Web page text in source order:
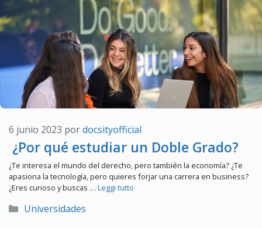
¿Por qué estudiar un Doble Grado?
6 junio 2023 pordocsityofficial
¿Te interesa el mundo del derecho, pero también la economía? ¿Te
apasiona la tecnología, pero quieres forjar una carrera en business?
¿Eres curioso y buscas … Leggi tutto
Categorías
Universidades